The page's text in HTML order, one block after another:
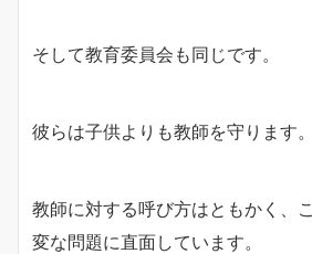
そして教育委員会も同じです。
彼らは子供よりも教師を守ります。
教師に対する呼び方はともかく、
変な問題に直面しています。